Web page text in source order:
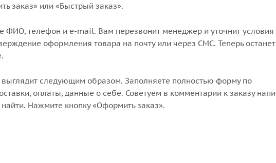
заказ» или «Быстрый заказ».
ФИО, телефон и e-mail. Вам перезвонит менеджер и уточнит условия
оформления товара на почту или через СМС. Теперь
следующим образом. Заполняете полностью форму по
оплаты, данные о себе. Советуем в комментарии к заказу
Нажмите кнопку «Оформить заказ».